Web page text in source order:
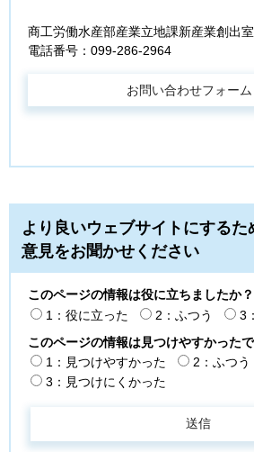
商工労働水産部産業立地課新産業創出室
電話番号：099-286-2964
より良いウェブサイトにする
意見をお聞かせください
このページの情報は役に立ちましたか？
1：役に立った
2：ふつう
3
このページの情報は見つけやすかった
1：見つけやすかった
2：ふつう
3：見つけにくかった